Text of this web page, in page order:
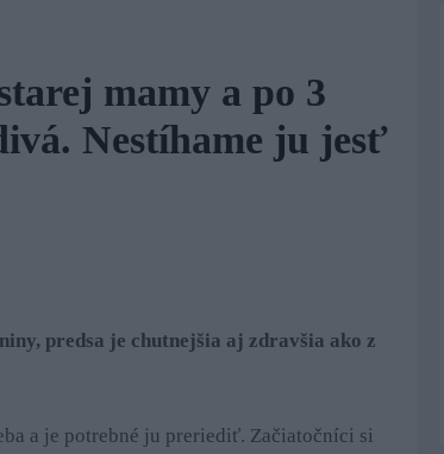
mamy a po 3
Nestíhame ju jesť
predsa je chutnejšia aj zdravšia ako z
a je potrebné ju preriediť. Začiatočníci si